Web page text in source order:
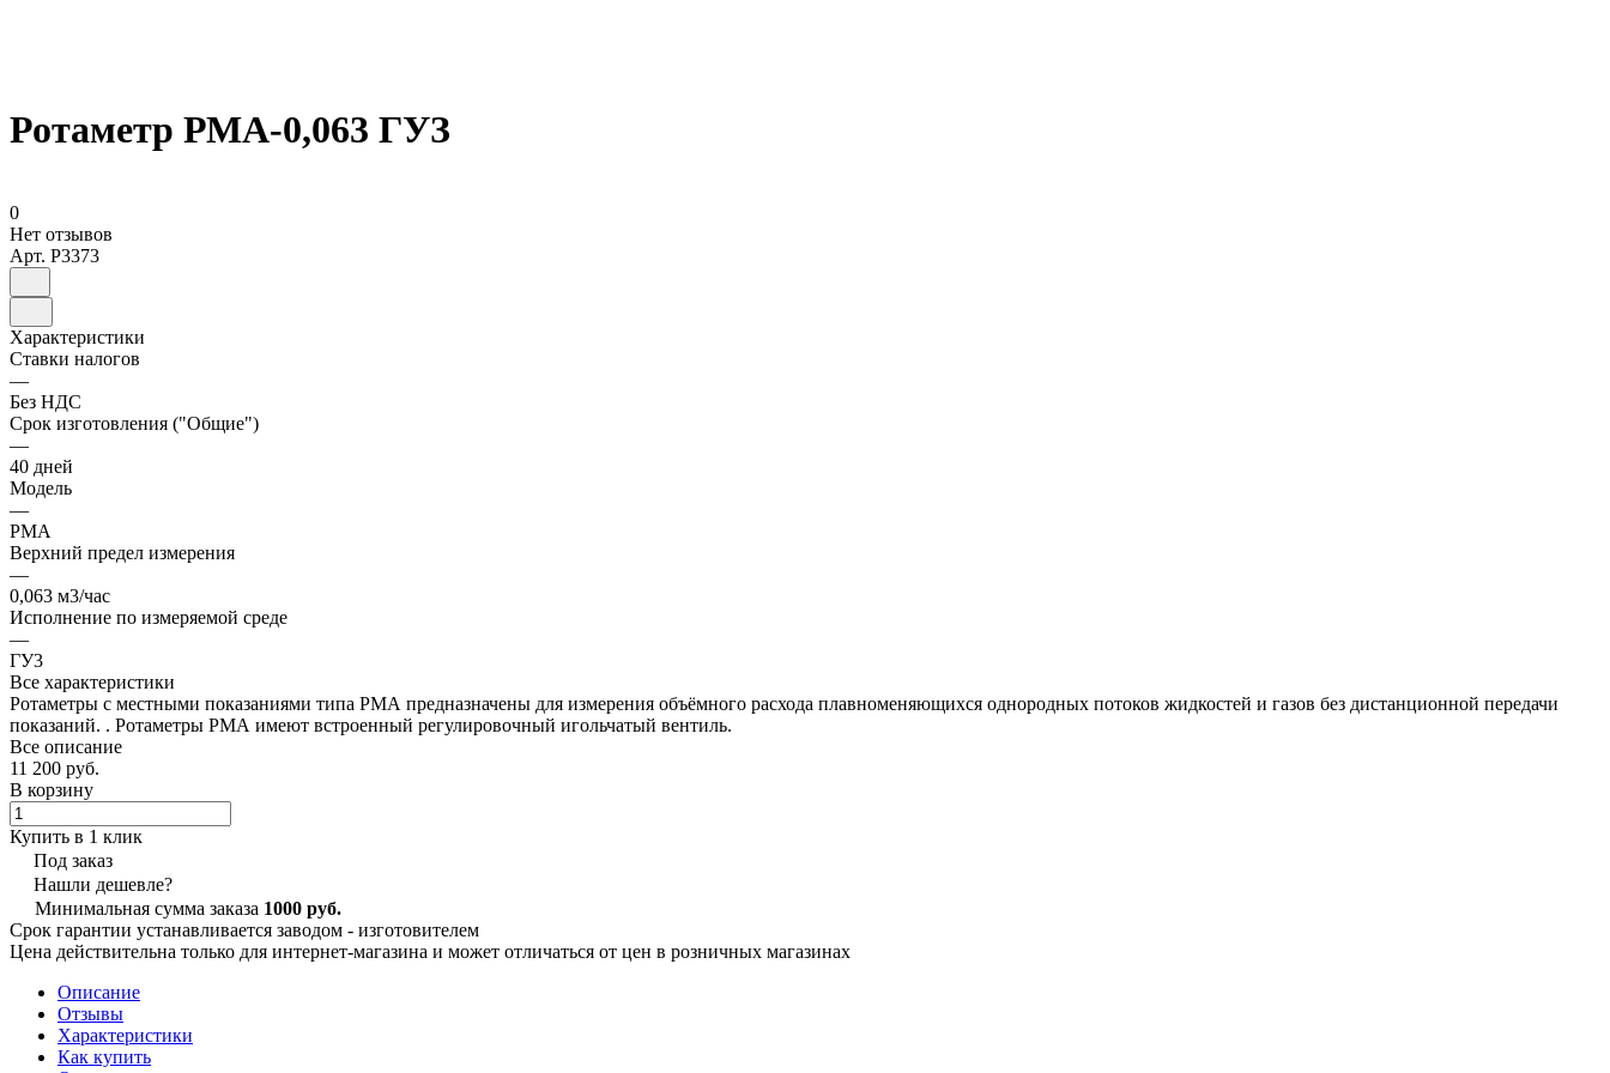
Ротаметр РМА-0,063 ГУЗ
0
Нет отзывов
Арт. P3373
Характеристики
Ставки налогов
—
Без НДС
Срок изготовления ("Общие")
—
40 дней
Модель
—
РМА
Верхний предел измерения
—
0,063 м3/час
Исполнение по измеряемой среде
—
ГУ3
Все характеристики
Ротаметры с местными показаниями типа РМА предназначены для измерения объёмного расхода плавноменяющихся однородных потоков жидкостей и газов без дистанционной передачи
показаний. . Ротаметры РМА имеют встроенный регулировочный игольчатый вентиль.
Все описание
11 200 руб.
В корзину
Купить в 1 клик
Под заказ
Нашли дешевле?
Минимальная сумма заказа 1000 руб.
Срок гарантии устанавливается заводом - изготовителем
Цена действительна только для интернет-магазина и может отличаться от цен в розничных магазинах
Описание
Отзывы
Характеристики
Как купить